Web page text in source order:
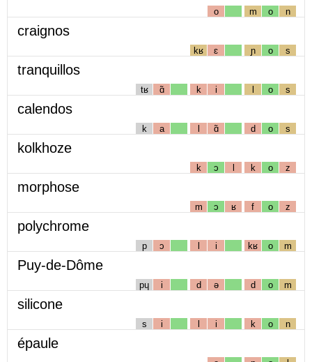
o m o n
craignos
kʁ ɛ ɲ o s
tranquillos
tʁ ɑ̃ k i l o s
calendos
k a l ɑ̃ d o s
kolkhoze
k ɔ l k o z
morphose
m ɔ ʁ f o z
polychrome
p ɔ l i kʁ o m
Puy-de-Dôme
pɥ i d ə d o m
silicone
s i l i k o n
épaule